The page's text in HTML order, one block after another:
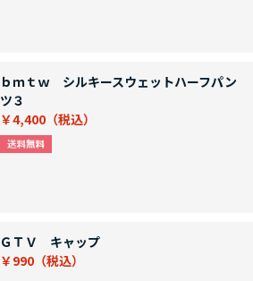
ｂｍｔｗ シルキースウェットハーフパン
ツ３
￥4,400
ＧＴＶ キャップ
￥990